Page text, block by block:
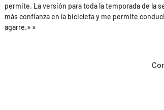
permite. La versión para toda la temporada de la
más confianza en la bicicleta y me permite
agarre.» »